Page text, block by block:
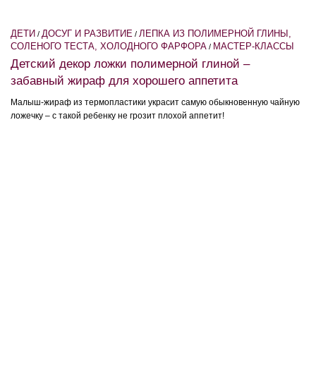
ДЕТИ / ДОСУГ И РАЗВИТИЕ / ЛЕПКА ИЗ ПОЛИМЕРНОЙ ГЛИНЫ,
СОЛЕНОГО ТЕСТА, ХОЛОДНОГО ФАРФОРА / МАСТЕР-КЛАССЫ
Детский декор ложки полимерной глиной –
забавный жираф для хорошего аппетита
Малыш-жираф из термопластики украсит самую обыкновенную чайную
ложечку – с такой ребенку не грозит плохой аппетит!